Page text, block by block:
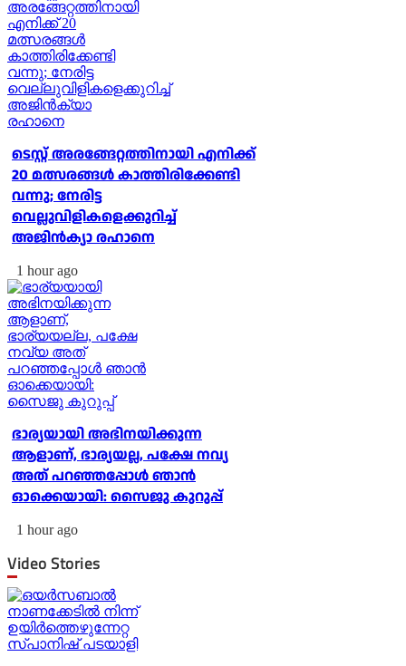
ടെസ്റ്റ് അരങ്ങേറ്റത്തിനായി എനിക്ക്
20 മത്സരങ്ങള്‍ കാത്തിരിക്കേണ്ടി
വന്നു; നേരിട്ട
വെല്ലുവിളികളെക്കുറിച്ച്
അജിന്‍ക്യാ രഹാനെ
1 hour ago
ഭാര്യയായി അഭിനയിക്കുന്ന
ആളാണ്, ഭാര്യയല്ല, പക്ഷേ നവ്യ
അത് പറഞ്ഞപ്പോള്‍ ഞാന്‍
ഓക്കെയായി: സൈജു കുറുപ്പ്
1 hour ago
Video Stories